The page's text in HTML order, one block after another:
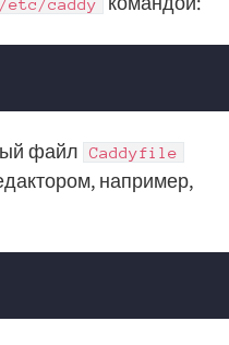
/etc/caddy
файл Caddyfile
например,